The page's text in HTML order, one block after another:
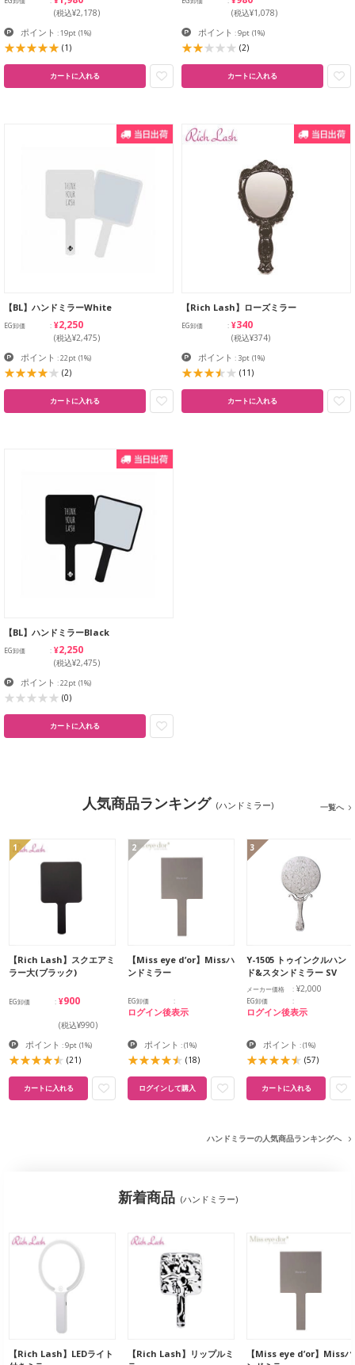
(税込¥2,178)
ポイント : 19pt (1%)
(1)
カートに入れる
(税込¥1,078)
ポイント : 9pt (1%)
(2)
カートに入れる
【BL】ハンドミラーWhite
EG卸価 ¥2,250
(税込¥2,475)
ポイント : 22pt (1%)
(2)
カートに入れる
【Rich Lash】ローズミラー
EG卸価 ¥340
(税込¥374)
ポイント : 3pt (1%)
(11)
カートに入れる
【BL】ハンドミラーBlack
EG卸価 ¥2,250
(税込¥2,475)
ポイント : 22pt (1%)
(0)
カートに入れる
人気商品ランキング (ハンドミラー) 一覧へ
1
【Rich Lash】スクエアミ
ラー大(ブラック)
EG卸価 ¥900
(税込¥990)
ポイント : 9pt (1%)
(21)
カートに入れる
2
【Miss eye d’or】Missハ
ンドミラー
EG卸価
ログイン後表示
ポイント :(1%)
(18)
ログインして購入
3
Y-1505 トゥインクルハン
ド&スタンドミラー SV
メーカー価格 ¥2,000
EG卸価
ログイン後表示
ポイント :(1%)
(57)
カートに入れる
ハンドミラーの人気商品ランキングへ
新着商品 (ハンドミラー)
【Rich Lash】LEDライト
【Rich Lash】リップルミ
【Miss eye d’or】Missハ